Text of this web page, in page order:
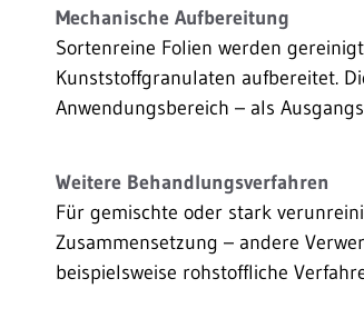
Mechanische Aufbereitung
Sortenreine Folien werden
Kunststoffgranulaten aufbereitet.
Anwendungsbereich – als
Weitere Behandlungsverfahren
Für gemischte oder stark
Zusammensetzung – andere
beispielsweise rohstoffliche